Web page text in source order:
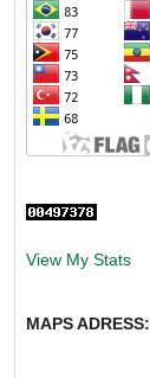
View My Stats
MAPS ADRESS: